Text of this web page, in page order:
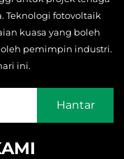
Teknologi fotovoltaik
kuasa yang boleh
pemimpin industri.
ini.